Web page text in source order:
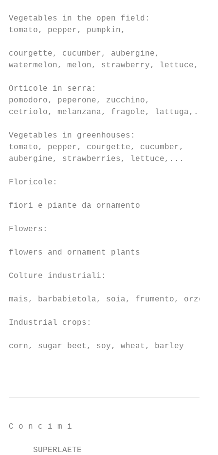
Vegetables in the open field:
tomato, pepper, pumpkin,
courgette, cucumber, aubergine,
watermelon, melon, strawberry, lettuce,...
Orticole in serra:
pomodoro, peperone, zucchino,
cetriolo, melanzana, fragole, lattuga,...
Vegetables in greenhouses:
tomato, pepper, courgette, cucumber,
aubergine, strawberries, lettuce,...
Floricole:
fiori e piante da ornamento
Flowers:
flowers and ornament plants
Colture industriali:
mais, barbabietola, soia, frumento, orzo
Industrial crops:
corn, sugar beet, soy, wheat, barley
C o n c i m i
     SUPERLAETE